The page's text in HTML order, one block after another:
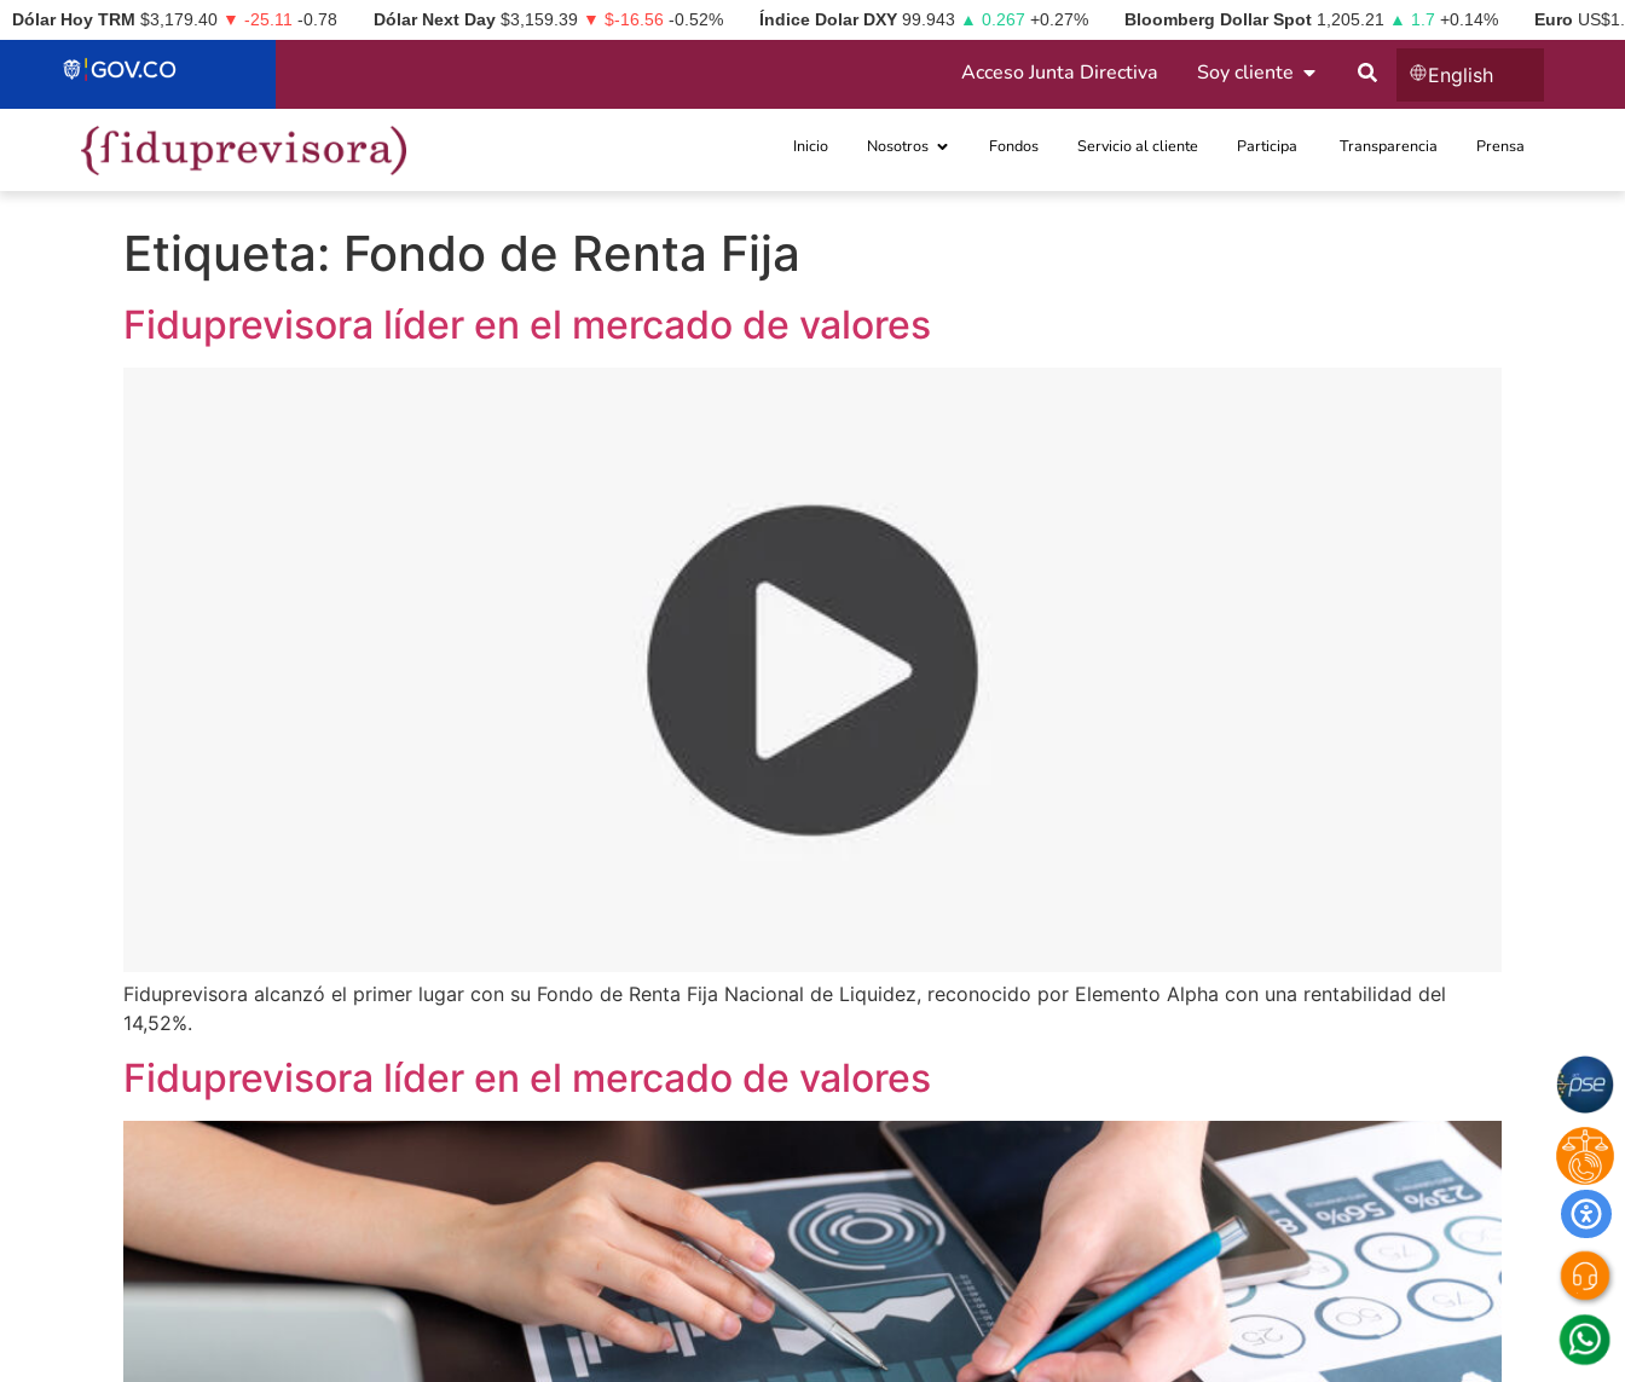
Dólar Hoy TRM $3,179.40 ▼ -25.11 -0.78 Dólar Next Day $3,159.39 ▼ $-16.56 -0.52% Índice Dolar DXY 99.943 ▲ 0.267 +0.27% Bloomberg Dollar Spot 1,205.21 ▲ 1.7 +0.14% Euro
Acceso Junta Directiva Soy cliente English
Inicio Nosotros Fondos Servicio al cliente Participa ​ Transparencia Prensa
Etiqueta: Fondo de Renta Fija
Fiduprevisora líder en el mercado de valores
Fiduprevisora alcanzó el primer lugar con su Fondo de Renta Fija Nacional de Liquidez, reconocido por Elemento Alpha con una rentabilidad del
14,52%.
Fiduprevisora líder en el mercado de valores